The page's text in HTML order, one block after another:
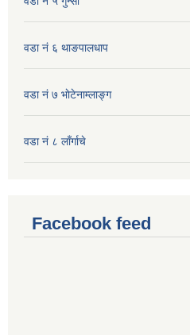
वडा नं ६ थाङपालधाप
वडा नं ७ भाेटेनाम्लाङ्ग
वडा नं ८ लाँर्गाचे
Facebook feed